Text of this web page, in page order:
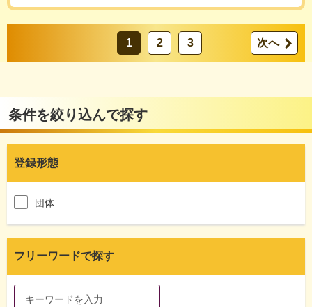
1 2 3 次へ
条件を絞り込んで探す
登録形態
団体
フリーワードで探す